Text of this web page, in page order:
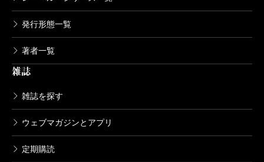
発行形態一覧
著者一覧
雑誌
雑誌を探す
ウェブマガジンとアプリ
定期購読